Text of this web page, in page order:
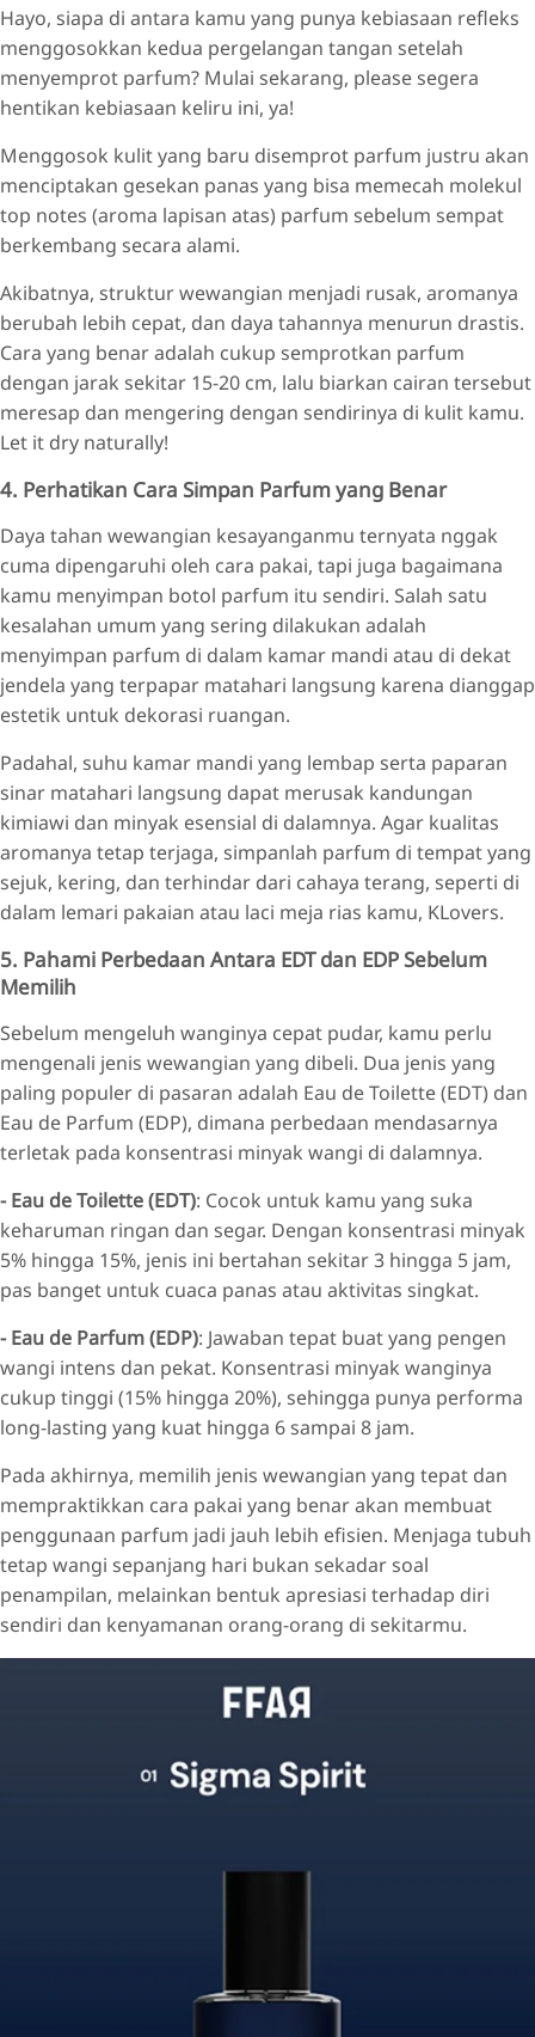
Hayo, siapa di antara kamu yang punya kebiasaan refleks
menggosokkan kedua pergelangan tangan setelah
menyemprot parfum? Mulai sekarang, please segera
hentikan kebiasaan keliru ini, ya!
Menggosok kulit yang baru disemprot parfum justru akan
menciptakan gesekan panas yang bisa memecah molekul
top notes (aroma lapisan atas) parfum sebelum sempat
berkembang secara alami.
Akibatnya, struktur wewangian menjadi rusak, aromanya
berubah lebih cepat, dan daya tahannya menurun drastis.
Cara yang benar adalah cukup semprotkan parfum
dengan jarak sekitar 15-20 cm, lalu biarkan cairan tersebut
meresap dan mengering dengan sendirinya di kulit kamu.
Let it dry naturally!
4. Perhatikan Cara Simpan Parfum yang Benar
Daya tahan wewangian kesayanganmu ternyata nggak
cuma dipengaruhi oleh cara pakai, tapi juga bagaimana
kamu menyimpan botol parfum itu sendiri. Salah satu
kesalahan umum yang sering dilakukan adalah
menyimpan parfum di dalam kamar mandi atau di dekat
jendela yang terpapar matahari langsung karena dianggap
estetik untuk dekorasi ruangan.
Padahal, suhu kamar mandi yang lembap serta paparan
sinar matahari langsung dapat merusak kandungan
kimiawi dan minyak esensial di dalamnya. Agar kualitas
aromanya tetap terjaga, simpanlah parfum di tempat yang
sejuk, kering, dan terhindar dari cahaya terang, seperti di
dalam lemari pakaian atau laci meja rias kamu, KLovers.
5. Pahami Perbedaan Antara EDT dan EDP Sebelum
Memilih
Sebelum mengeluh wanginya cepat pudar, kamu perlu
mengenali jenis wewangian yang dibeli. Dua jenis yang
paling populer di pasaran adalah Eau de Toilette (EDT) dan
Eau de Parfum (EDP), dimana perbedaan mendasarnya
terletak pada konsentrasi minyak wangi di dalamnya.
- Eau de Toilette (EDT): Cocok untuk kamu yang suka
keharuman ringan dan segar. Dengan konsentrasi minyak
5% hingga 15%, jenis ini bertahan sekitar 3 hingga 5 jam,
pas banget untuk cuaca panas atau aktivitas singkat.
- Eau de Parfum (EDP): Jawaban tepat buat yang pengen
wangi intens dan pekat. Konsentrasi minyak wanginya
cukup tinggi (15% hingga 20%), sehingga punya performa
long-lasting yang kuat hingga 6 sampai 8 jam.
Pada akhirnya, memilih jenis wewangian yang tepat dan
mempraktikkan cara pakai yang benar akan membuat
penggunaan parfum jadi jauh lebih efisien. Menjaga tubuh
tetap wangi sepanjang hari bukan sekadar soal
penampilan, melainkan bentuk apresiasi terhadap diri
sendiri dan kenyamanan orang-orang di sekitarmu.